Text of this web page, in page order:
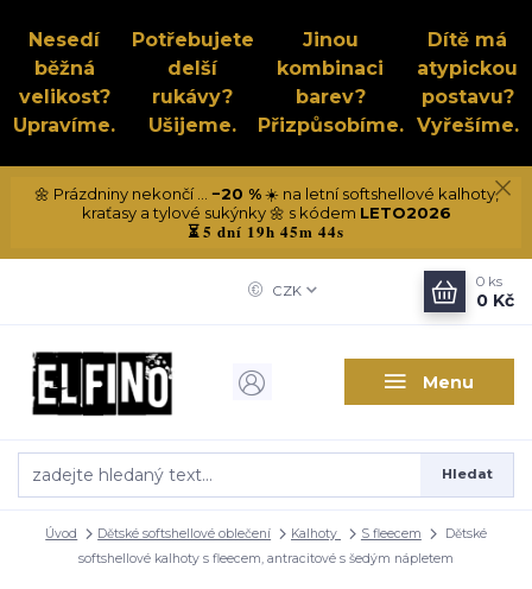
Nesedí
běžná
velikost?
Upravíme.
Potřebujete
delší
rukávy?
Ušijeme.
Jinou
kombinaci
barev?
Přizpůsobíme.
Dítě má
atypickou
postavu?
Vyřešíme.
🌼 Prázdniny nekončí ... −20 %☀️ na letní softshellové kalhoty,
kraťasy a tylové sukýnky 🌼 s kódem LETO2026
⏳5 dní 19h 45m 43s
Menu
CZK
Hledat
0 ks
0 Kč
Úvod Dětské softshellové oblečení Kalhoty S fleecem
Dětské
softshellové kalhoty s fleecem, antracitové s šedým nápletem